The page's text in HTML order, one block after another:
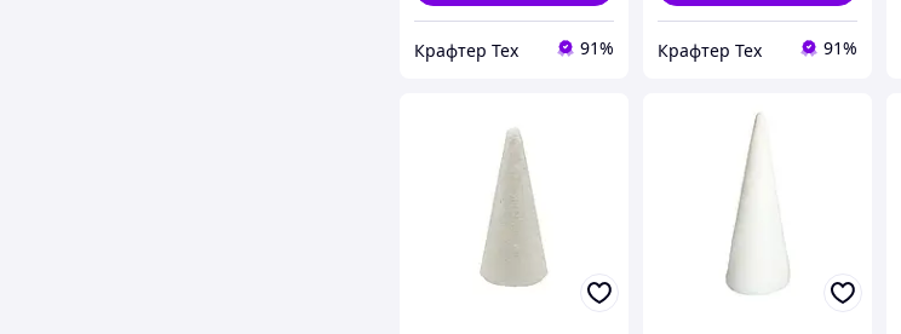
Крафтер Тех 91% Крафтер Тех 91%